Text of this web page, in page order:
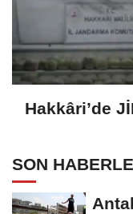
Hakkâri’de
SON